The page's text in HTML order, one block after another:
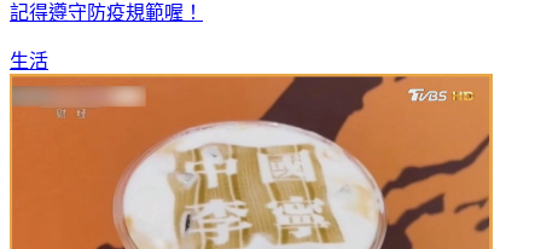
記得遵守防疫規範喔！
生活